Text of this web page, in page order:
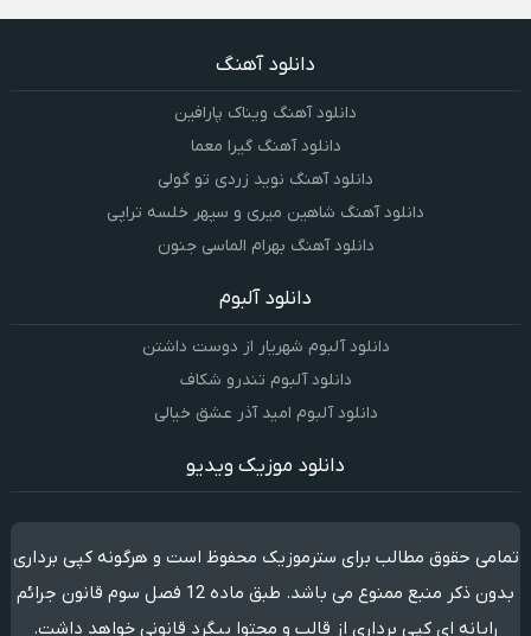
دانلود آهنگ
دانلود آهنگ ویناک پارافین
دانلود آهنگ گیرا معما
دانلود آهنگ نوید زردی تو گولی
دانلود آهنگ شاهین میری و سپهر خلسه تراپی
دانلود آهنگ بهرام الماسی جنون
دانلود آلبوم
دانلود آلبوم شهریار از دوست داشتن
دانلود آلبوم تندرو شکاف
دانلود آلبوم امید آذر عشق خیالی
دانلود موزیک ویدیو
تمامی حقوق مطالب برای سترموزیک محفوظ است و هرگونه کپی برداری
بدون ذکر منبع ممنوع می باشد. طبق ماده 12 فصل سوم قانون جرائم
رایانه ای کپی برداری از قالب و محتوا پیگرد قانونی خواهد داشت.